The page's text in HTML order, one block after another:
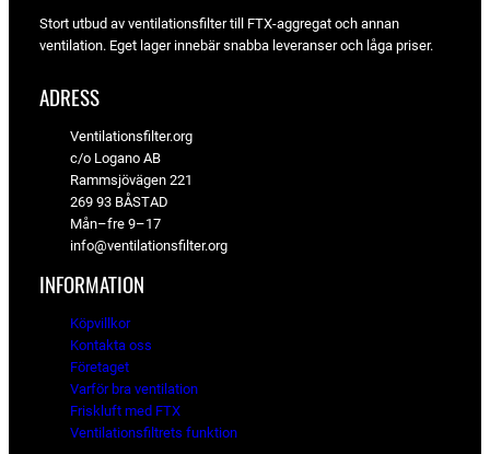
Stort utbud av ventilationsfilter till FTX-aggregat och annan
ventilation. Eget lager innebär snabba leveranser och låga priser.
ADRESS
Ventilationsfilter.org
c/o Logano AB
Rammsjövägen 221
269 93 BÅSTAD
Mån–fre 9–17
info@ventilationsfilter.org
INFORMATION
Köpvillkor
Kontakta oss
Företaget
Varför bra ventilation
Friskluft med FTX
Ventilationsfiltrets funktion